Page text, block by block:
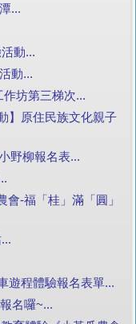
...
動...
動...
坊第三梯次...
】原住民族文化親子
野柳報名表...
-福「桂」滿「圓」
遊程體驗報名表單...
名囉~...